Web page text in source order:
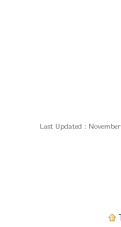
Last Updated : November